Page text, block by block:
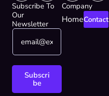
Subscribe To
Our
Newsletter
E
a
m
E
a
Subscri
be
Company
HomeContact